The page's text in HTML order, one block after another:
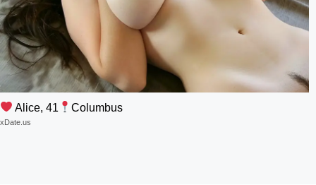
Alice, 41 Columbus
xDate.us